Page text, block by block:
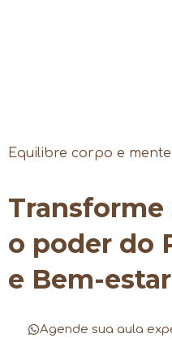
Equilibre corpo e
o poder do
e Bem-
Agende sua aula